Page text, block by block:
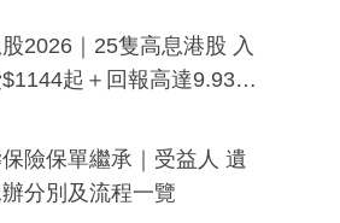
誤當詐騙手段
2026｜25隻高息港股 入
起＋回報高達9.93
保險保單繼承｜受益人 遺
分別及流程一覽